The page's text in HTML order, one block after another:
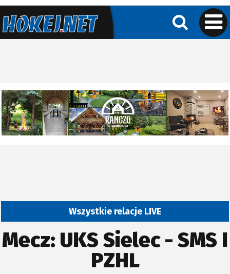
Wszystkie relacje LIVE
Mecz: UKS Sielec - SMS I
PZHL